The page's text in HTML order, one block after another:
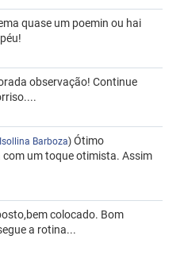
quase um poemin ou hai
observação! Continue
Isollina Barboza)Ótimo
um toque otimista. Assim
colocado. Bom
a rotina...